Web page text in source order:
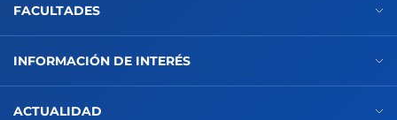
FACULTADES
INFORMACIÓN DE INTERÉS
ACTUALIDAD